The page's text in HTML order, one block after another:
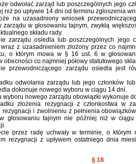
odwołać zarząd lub poszczególnych jego
niż po upływie 14 dni od terminu zgłoszenia
na uzasadniony wniosek
zarządu w głosowaniu tajnym, zwykłą
składu rady.
zarządu osiedla lub poszczególnych jego
z uzasadnieniem złożony przez co
o którym mowa w § 16 ust. 6 w
obecności co najmniej połowy statutowego
przewodniczącego zarządu osiedla jest
odwołania zarządu lub jego członków
dokonuje nowego wyboru w ciągu 14 dni.
wyboru nowego zarządu obowiązki wykonuje
złożenia rezygnacji z członkostwa w
rezygnacji i zwolnieniu z pełnienia
w głosowaniu tajnym nie później niż w
przez radę uchwały w terminie, o
rezygnacji z upływem ostatniego dnia
§ 18